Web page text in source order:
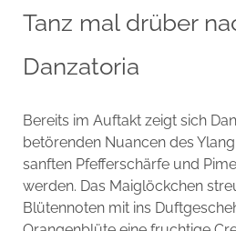
Tanz mal drüber
Danzatoria
Bereits im Auftakt zeigt sich
betörenden Nuancen des
sanften Pfefferschärfe und
werden. Das Maiglöckchen
Blütennoten mit ins